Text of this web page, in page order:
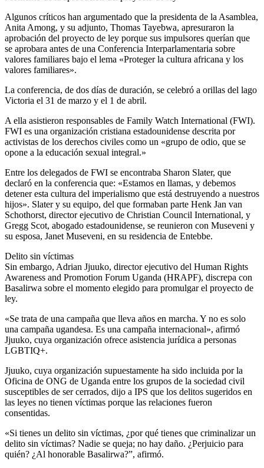
Algunos críticos han argumentado que la presidenta de la Asamblea,
Anita Among, y su adjunto, Thomas Tayebwa, apresuraron la
aprobación del proyecto de ley porque sus impulsores querían que
se aprobara antes de una Conferencia Interparlamentaria sobre
valores familiares bajo el lema «Proteger la cultura africana y los
valores familiares».
La conferencia, de dos días de duración, se celebró a orillas del lago
Victoria el 31 de marzo y el 1 de abril.
A ella asistieron responsables de Family Watch International (FWI).
FWI es una organización cristiana estadounidense descrita por
activistas de los derechos civiles como un «grupo de odio, que se
opone a la educación sexual integral.»
Entre los delegados de FWI se encontraba Sharon Slater, que
declaró en la conferencia que: «Estamos en llamas, y debemos
detener esta cultura del imperialismo que está destruyendo a nuestros
hijos». Slater y su equipo, del que formaban parte Henk Jan van
Schothorst, director ejecutivo de Christian Council International, y
Gregg Scot, abogado estadounidense, se reunieron con Museveni y
su esposa, Janet Museveni, en su residencia de Entebbe.
Delito sin víctimas
Sin embargo, Adrian Jjuuko, director ejecutivo del Human Rights
Awareness and Promotion Forum Uganda (HRAPF), discrepa con
Basalirwa sobre el momento elegido para promulgar el proyecto de
ley.
«Se trata de una campaña que lleva años en marcha. Y no es solo
una campaña ugandesa. Es una campaña internacional», afirmó
Jjuuko, cuya organización ofrece asistencia jurídica a personas
LGBTIQ+.
Jjuuko, cuya organización supuestamente ha sido incluida por la
Oficina de ONG de Uganda entre los grupos de la sociedad civil
susceptibles de ser cerrados, dijo a IPS que los delitos sugeridos en
las leyes no tienen víctimas porque las relaciones fueron
consentidas.
«Si tienes un delito sin víctimas, ¿por qué tienes que criminalizar un
delito sin víctimas? Nadie se queja; no hay daño. ¿Perjuicio para
quién? ¿Al honorable Basalirwa?”, afirmó.